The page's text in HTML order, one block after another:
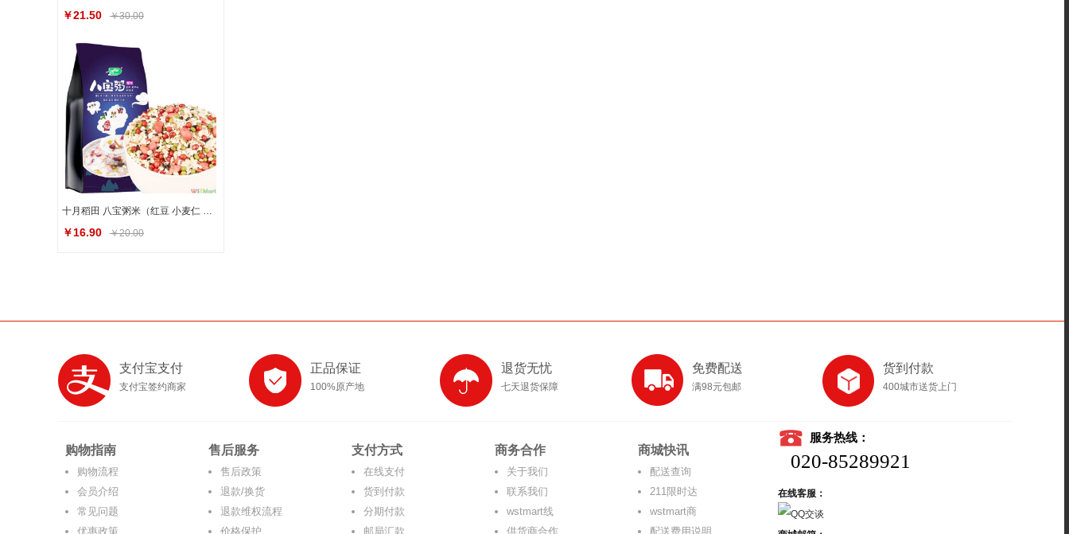
￥21.50 ￥30.00
十月稻田 八宝粥米（红豆 小麦仁 糯米 绿豆 黑米 薏仁米等 杂粮 腊八粥料 大米伴侣） 1kg
￥16.90 ￥20.00
支付宝支付
支付宝签约商家
正品保证
100%原产地
退货无忧
七天退货保障
免费配送
满98元包邮
货到付款
400城市送货上门
购物指南
购物流程
会员介绍
常见问题
优惠政策
售后服务
售后政策
退款/换货
退款维权流程
价格保护
支付方式
在线支付
货到付款
分期付款
邮局汇款
商务合作
关于我们
联系我们
wstmart线
供货商合作
商城快讯
配送查询
211限时达
wstmart商
配送费用说明
服务热线：
020-85289921
在线客服：